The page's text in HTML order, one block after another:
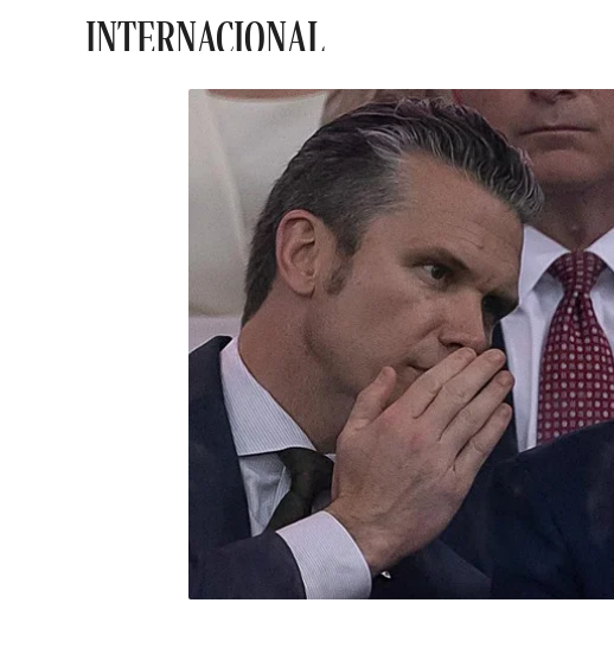
INTERNACIONAL